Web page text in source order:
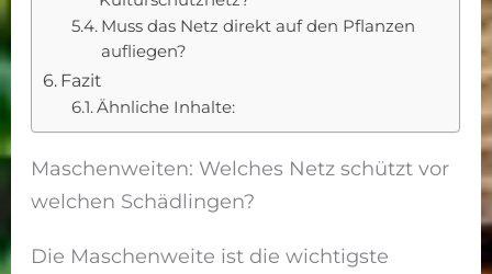
Muss das Netz direkt auf den Pflanzen
aufliegen?
Fazit
Ähnliche Inhalte:
Maschenweiten: Welches Netz schützt vor
welchen Schädlingen?
Die Maschenweite ist die wichtigste